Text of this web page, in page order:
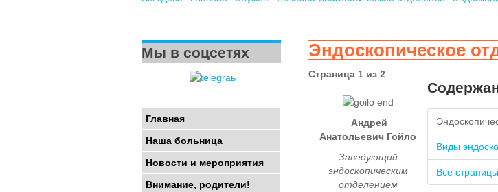
Эндоскопическое
Виды
Все страницы
Страница 1 из 2
Андрей
Анатольевич Гойло
Заведующий
эндоскопическим
отделением
Мы в соцсетях
Главная
Наша больница
Новости и мероприятия
Внимание, родители!